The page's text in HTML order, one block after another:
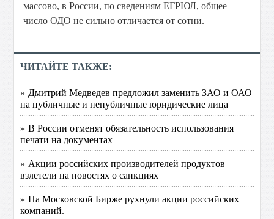
массово, в России, по сведениям ЕГРЮЛ, общее
число ОДО не сильно отличается от сотни.
ЧИТАЙТЕ ТАКЖЕ:
» Дмитрий Медведев предложил заменить ЗАО и ОАО
на публичные и непубличные юридические лица
» В России отменят обязательность использования
печати на документах
» Акции российских производителей продуктов
взлетели на новостях о санкциях
» На Московской Бирже рухнули акции российских
компаний.